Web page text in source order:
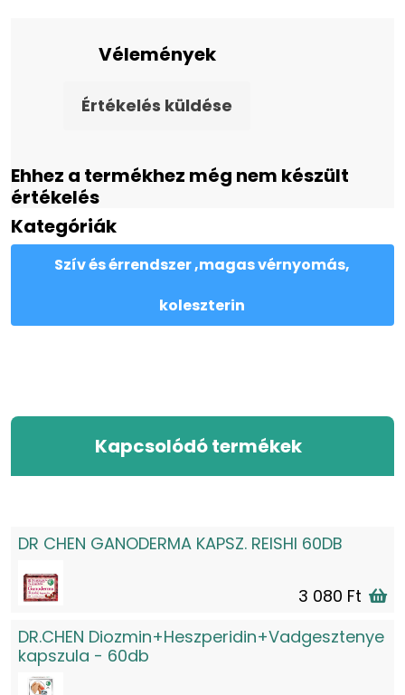
Vélemények
Értékelés küldése
Ehhez a termékhez még nem készült
értékelés
Kategóriák
Szív és érrendszer ,magas vérnyomás,
koleszterin
Kapcsolódó termékek
DR CHEN GANODERMA KAPSZ. REISHI 60DB
3 080 Ft
DR.CHEN Diozmin+Heszperidin+Vadgesztenye
kapszula - 60db